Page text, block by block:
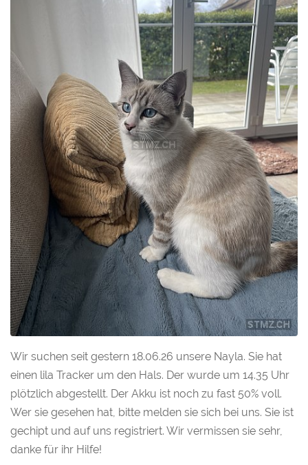
Wir suchen seit gestern 18.06.26 unsere Nayla. Sie hat
einen lila Tracker um den Hals. Der wurde um 14.35 Uhr
plötzlich abgestellt. Der Akku ist noch zu fast 50% voll.
Wer sie gesehen hat, bitte melden sie sich bei uns. Sie ist
gechipt und auf uns registriert. Wir vermissen sie sehr,
danke für ihr Hilfe!